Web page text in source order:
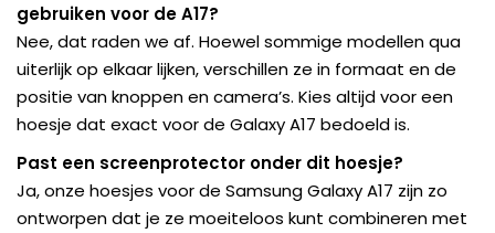
gebruiken voor de A17?
Nee, dat raden we af. Hoewel sommige modellen qua
uiterlijk op elkaar lijken, verschillen ze in formaat en de
positie van knoppen en camera’s. Kies altijd voor een
hoesje dat exact voor de Galaxy A17 bedoeld is.
Past een screenprotector onder dit hoesje?
Ja, onze hoesjes voor de Samsung Galaxy A17 zijn zo
ontworpen dat je ze moeiteloos kunt combineren met